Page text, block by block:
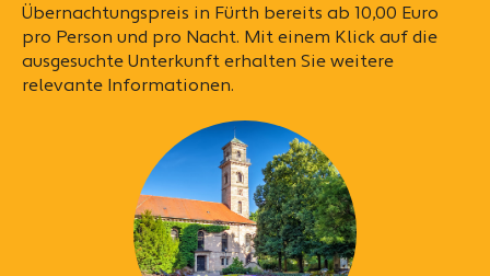
Übernachtungspreis in Fürth bereits ab 10,00 Euro
pro Person und pro Nacht. Mit einem Klick auf die
ausgesuchte Unterkunft erhalten Sie weitere
relevante Informationen.